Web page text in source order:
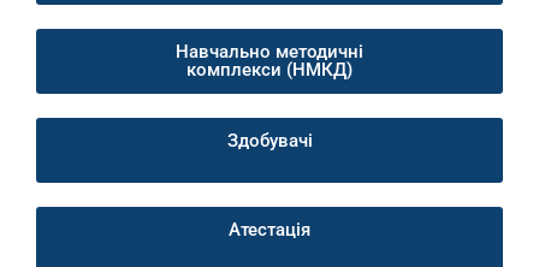
Навчально методичні
комплекси (НМКД)
Здобувачі
Атестація